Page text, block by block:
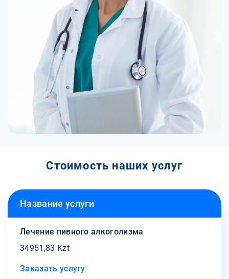
Стоимость наших услуг
Название услуги
Лечение пивного алкоголизма
34951,83 Kzt
Заказать услугу